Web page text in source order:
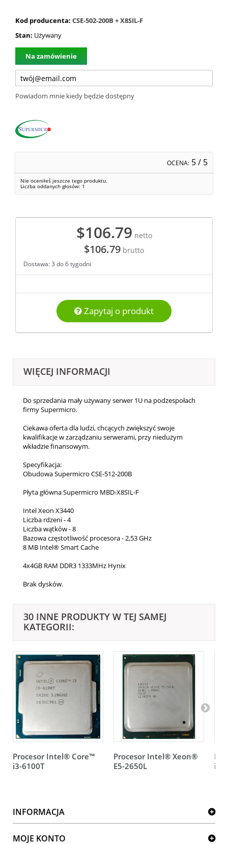
Kod producenta: CSE-502-200B + X8SIL-F
Stan: Używany
Na zamówienie
Powiadom mnie kiedy będzie dostępny
OCENA: 5/ 5
Nie oceniłeś jeszcze tego produktu.
Liczba oddanych głosów: 1
$106.79 netto
$106.79 brutto
Dostawa: 3 do 6 tygodni
Zapytaj o produkt
WIĘCEJ INFORMACJI
Do sprzedania mały używany serwer 1U na podzespołach
firmy Supermicro.
Ciekawa oferta dla ludzi, chcących zwiększyć swoje
kwalifikacje w zarządzaniu serwerami, przy niedużym
wkładzie finansowym.
Specyfikacja:
Obudowa Supermicro CSE-512-200B
Płyta główna Supermicro MBD-X8SIL-F
Intel Xeon X3440
Liczba rdzeni - 4
Liczba wątków - 8
Bazowa częstotliwość procesora - 2,53 GHz
8 MB Intel® Smart Cache
4x4GB RAM DDR3 1333MHz Hynix
Brak dysków.
30 INNE PRODUKTY W TEJ SAMEJ
KATEGORII:
Procesor Intel® Core™
i3-6100T
Procesor Intel® Xeon®
E5-2650L
i3-
INFORMACJA
MOJE KONTO